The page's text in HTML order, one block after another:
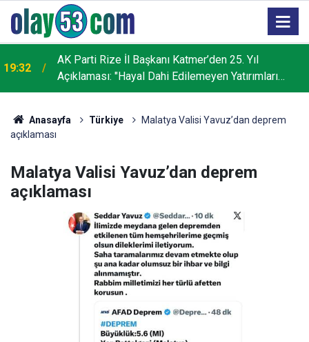
19:32
AK Parti Rize İl Başkanı Katmer’den 25. Yıl
Açıklaması: "Hayal Dahi Edilemeyen Yatırımları
Hayata Geçirdik"
Anasayfa Türkiye
Malatya Valisi Yavuz’dan deprem
açıklaması
Malatya Valisi Yavuz’dan deprem
açıklaması